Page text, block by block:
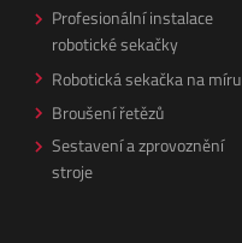
Profesionální instalace
robotické sekačky
Robotická sekačka na míru
Broušení řetězů
Sestavení a zprovoznění
stroje